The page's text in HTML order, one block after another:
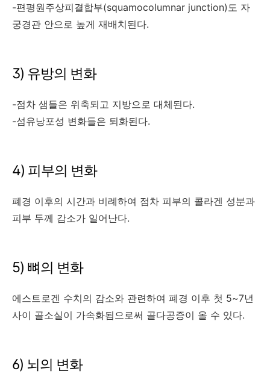
-편평원주상피결합부(squamocolumnar junction)도 자
궁경관 안으로 높게 재배치된다.
3) 유방의 변화
-점차 샘들은 위축되고 지방으로 대체된다.
-섬유낭포성 변화들은 퇴화된다.
4) 피부의 변화
폐경 이후의 시간과 비례하여 점차 피부의 콜라겐 성분과
피부 두께 감소가 일어난다.
5) 뼈의 변화
에스트로겐 수치의 감소와 관련하여 폐경 이후 첫 5~7년
사이 골소실이 가속화됨으로써 골다공증이 올 수 있다.
6) 뇌의 변화